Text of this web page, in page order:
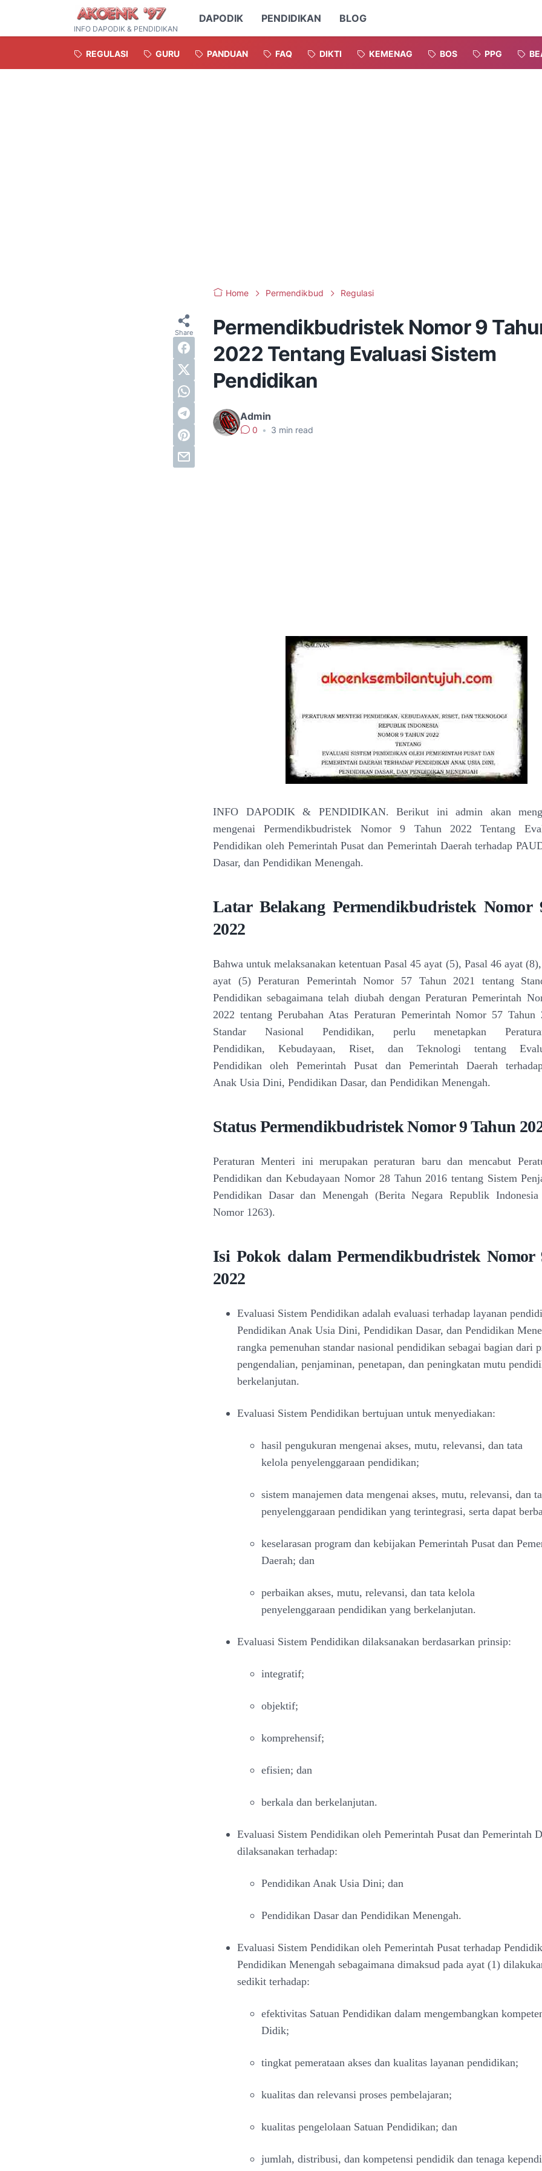
INFO DAPODIK & PENDIDIKAN
DAPODIK PENDIDIKAN BLOG
REGULASI GURU PANDUAN FAQ DIKTI KEMENAG BOS PPG
Home Permendikbud Regulasi
Permendikbudristek Nomor 9
2022 Tentang Evaluasi Sistem
Pendidikan
Admin
0 • 3 min read
INFO DAPODIK & PENDIDIKAN. Berikut ini admin akan
mengenaiPermendikbudristek Nomor 9 Tahun 2022 Tentang
Pendidikan oleh Pemerintah Pusat dan Pemerintah Daerah terhadap
Dasar, dan Pendidikan Menengah.
Latar Belakang Permendikbudristek Nomor
2022
Bahwa untuk melaksanakan ketentuan Pasal 45 ayat (5), Pasal 46 ayat
ayat (5) Peraturan Pemerintah Nomor 57 Tahun 2021 tentang
Pendidikan sebagaimana telah diubah denganPeraturan Pemerintah
2022 tentang Perubahan Atas Peraturan Pemerintah Nomor 57 Tahun
Standar Nasional Pendidikan, perlu menetapkan
Pendidikan, Kebudayaan, Riset, dan Teknologi tentang
Pendidikan oleh Pemerintah Pusat dan Pemerintah Daerah
Anak Usia Dini, Pendidikan Dasar, dan Pendidikan Menengah.
StatusPermendikbudristek Nomor 9 Tahun
Peraturan Menteri ini merupakan peraturan baru dan mencabut
Pendidikan dan Kebudayaan Nomor 28 Tahun 2016 tentang Sistem
Pendidikan Dasar dan Menengah (Berita Negara Republik
Nomor 1263).
Isi Pokok dalam Permendikbudristek Nomor
2022
Evaluasi Sistem Pendidikan adalah evaluasi terhadap layanan
Pendidikan Anak Usia Dini, Pendidikan Dasar, dan Pendidikan
rangka pemenuhan standar nasional pendidikan sebagai bagian dari
pengendalian, penjaminan, penetapan, dan peningkatan mutu
berkelanjutan.
Evaluasi Sistem Pendidikan bertujuan untuk menyediakan:
hasil pengukuran mengenai akses, mutu, relevansi, dan tata
kelola penyelenggaraan pendidikan;
sistem manajemen data mengenai akses, mutu, relevansi, dan
penyelenggaraan pendidikan yang terintegrasi, serta dapat
keselarasan program dan kebijakan Pemerintah Pusat dan
Daerah; dan
perbaikan akses, mutu, relevansi, dan tata kelola
penyelenggaraan pendidikan yang berkelanjutan.
Evaluasi Sistem Pendidikan dilaksanakan berdasarkan prinsip:
integratif;
objektif;
komprehensif;
efisien; dan
berkala dan berkelanjutan.
Evaluasi Sistem Pendidikan oleh Pemerintah Pusat dan Pemerintah
dilaksanakan terhadap:
Pendidikan Anak Usia Dini; dan
Pendidikan Dasar dan Pendidikan Menengah.
Evaluasi Sistem Pendidikan oleh Pemerintah Pusat terhadap
Pendidikan Menengah sebagaimana dimaksud pada ayat (1)
sedikit terhadap:
efektivitas Satuan Pendidikan dalam mengembangkan
Didik;
tingkat pemerataan akses dan kualitas layanan pendidikan;
kualitas dan relevansi proses pembelajaran;
kualitas pengelolaan Satuan Pendidikan; dan
jumlah, distribusi, dan kompetensi pendidik dan tenaga